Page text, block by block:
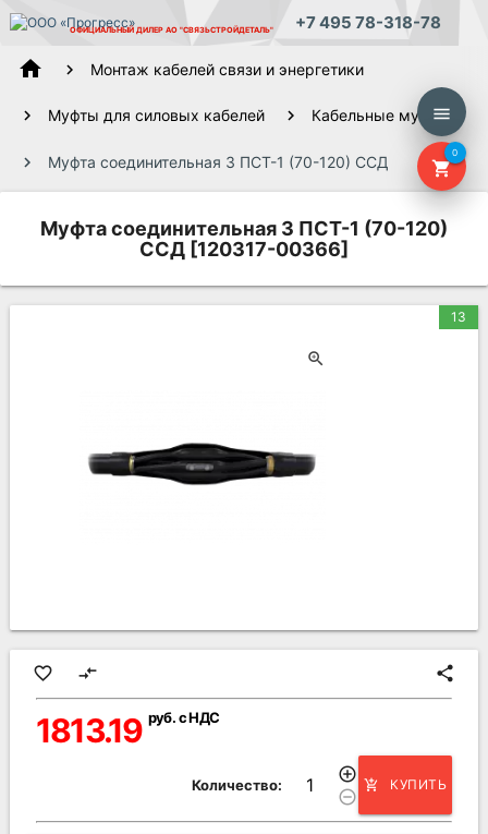
ОФИЦИАЛЬНЫЙ ДИЛЕР АО "СВЯЗЬСТРОЙДЕТАЛЬ" +7 495 78-318-78
menu
shopping_cart
0
home Монтаж кабелей связи и энергетики
Муфты для силовых кабелей Кабельные муфты
Муфта соединительная 3 ПСТ-1 (70-120) ССД
Муфта соединительная 3 ПСТ-1 (70-120)
ССД [120317-00366]
13
favorite_border compare_arrows share
1813.19 руб. с НДС
Количество:
add_circle_outline
remove_circle_outline
add_shopping_cart КУПИТЬ